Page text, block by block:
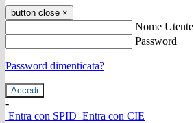
button close ×
Nome Utente
Password
Password dimenticata?
-
Entra con SPID Entra con CIE